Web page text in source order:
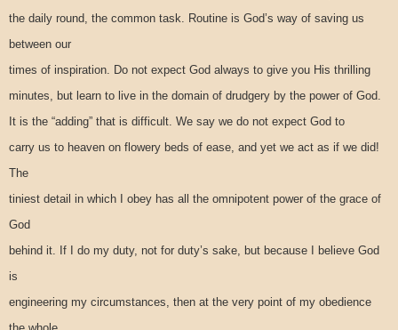
the daily round, the common task. Routine is God’s way of saving us
between our
times of inspiration. Do not expect God always to give you His thrilling
minutes, but learn to live in the domain of drudgery by the power of God.
It is the “adding” that is difficult. We say we do not expect God to
carry us to heaven on flowery beds of ease, and yet we act as if we did!
The
tiniest detail in which I obey has all the omnipotent power of the grace of
God
behind it. If I do my duty, not for duty’s sake, but because I believe God
is
engineering my circumstances, then at the very point of my obedience